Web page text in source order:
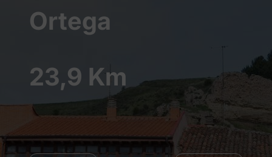
Ortega
23,9 Km